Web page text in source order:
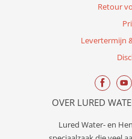
Retour
Levertermijn
OVER LURED
Lured Water- en